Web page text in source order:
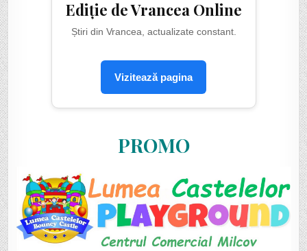
Ediție de Vrancea Online
Știri din Vrancea, actualizate constant.
Vizitează pagina
PROMO